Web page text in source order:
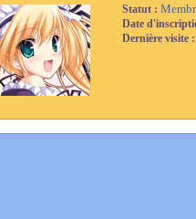
Statut :
Date
Dernière visite